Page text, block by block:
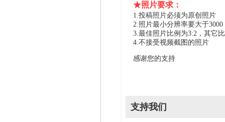
★照片要求：
1.投稿照片必须为原创照片
2.照片最小分辨率要大于
3.最佳照片比例为3:2，其它
4.不接受视频截图的照片
感谢您的支持
支持我们